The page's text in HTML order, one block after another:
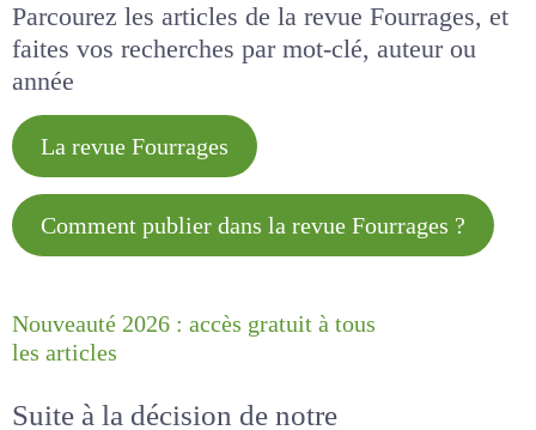
Parcourez les articles de la revue Fourrages, et
faites vos recherches par mot-clé, auteur ou
année
La revue Fourrages
Comment publier dans la revue
Nouveauté 2026 : accès gratuit à